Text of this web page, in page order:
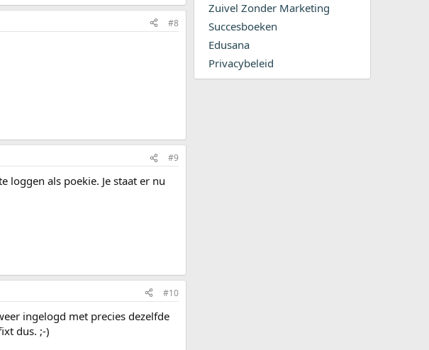
#8
#9
loggen als poekie. Je staat er nu
#10
ingelogd met precies dezelfde
dus. ;-)
Zuivel Zonder Marketing
Succesboeken
Edusana
Privacybeleid